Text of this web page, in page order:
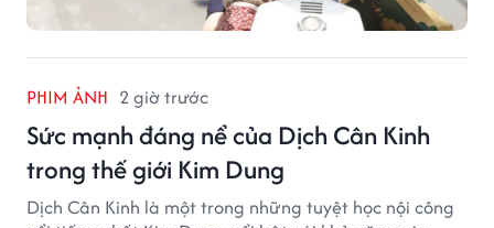
PHIM ẢNH 2 giờ trước
Sức mạnh đáng nể của Dịch Cân Kinh
trong thế giới Kim Dung
Dịch Cân Kinh là một trong những tuyệt học nội công